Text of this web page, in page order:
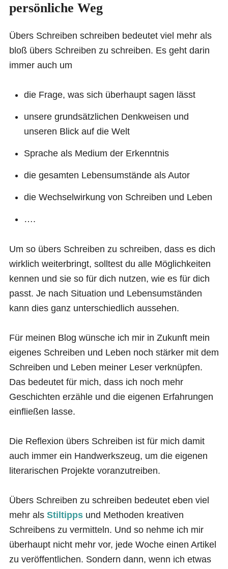
persönliche Weg
Übers Schreiben schreiben bedeutet viel mehr als
bloß übers Schreiben zu schreiben. Es geht darin
immer auch um
die Frage, was sich überhaupt sagen lässt
unsere grundsätzlichen Denkweisen und
unseren Blick auf die Welt
Sprache als Medium der Erkenntnis
die gesamten Lebensumstände als Autor
die Wechselwirkung von Schreiben und Leben
….
Um so übers Schreiben zu schreiben, dass es dich
wirklich weiterbringt, solltest du alle Möglichkeiten
kennen und sie so für dich nutzen, wie es für dich
passt. Je nach Situation und Lebensumständen
kann dies ganz unterschiedlich aussehen.
Für meinen Blog wünsche ich mir in Zukunft mein
eigenes Schreiben und Leben noch stärker mit dem
Schreiben und Leben meiner Leser verknüpfen.
Das bedeutet für mich, dass ich noch mehr
Geschichten erzähle und die eigenen Erfahrungen
einfließen lasse.
Die Reflexion übers Schreiben ist für mich damit
auch immer ein Handwerkszeug, um die eigenen
literarischen Projekte voranzutreiben.
Übers Schreiben zu schreiben bedeutet eben viel
mehr als Stiltippsund Methoden kreativen
Schreibens zu vermitteln. Und so nehme ich mir
überhaupt nicht mehr vor, jede Woche einen Artikel
zu veröffentlichen. Sondern dann, wenn ich etwas